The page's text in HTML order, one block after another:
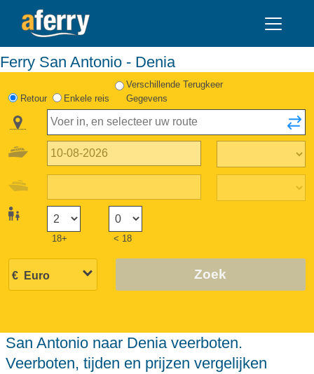
Ferry San Antonio - Denia
Retour Enkele reis
Verschillende Terugkeer
Gegevens
18+ < 18
Zoek
San Antonio naar Denia veerboten.
Veerboten, tijden en prijzen vergelijken